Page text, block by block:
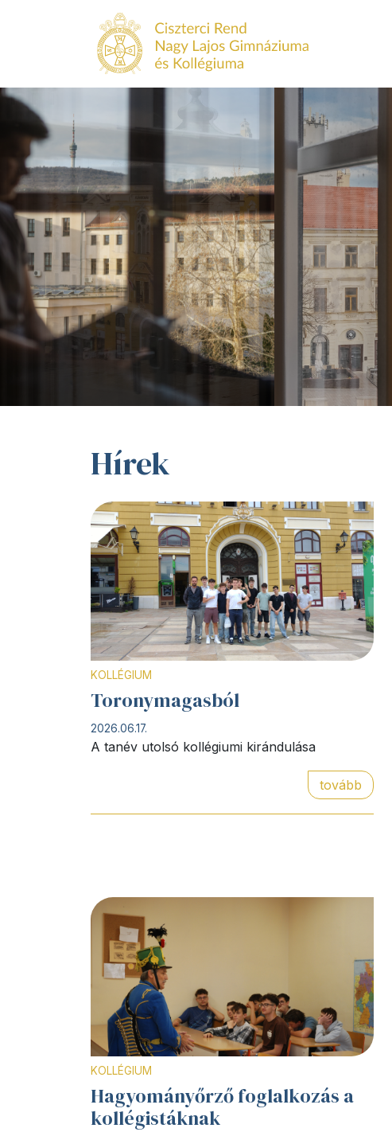
Hírek
KOLLÉGIUM
Toronymagasból
2026.06.17.
A tanév utolsó kollégiumi kirándulása
tovább
KOLLÉGIUM
Hagyományőrző foglalkozás a
kollégistáknak